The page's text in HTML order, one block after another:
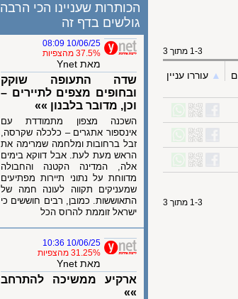
1-3 מתוך 3
▲︎ עוררו עניין
1-3 מתוך 3
הכותרות שעניינו הכי הרבה
גולשים בדף זה
10/06/25 08:09
37.5% מהצפיות
מאת Ynet
שדה התעופה שוקק
ובחופים מצפים לתיירים –
וכן, מדובר בלבנון »»
השכנה מצפון מתמודדת עם
אינספור אתגרים – כלכלה שקרסה,
זבל ברחובות ומלחמה שמרימה את
הראש מעת לעת. אבל דווקא בימים
אלה, המדינה הקטנה והחבולה
מדווחת על נתוני תיירות מפתיעים
שמעניקים תקווה לעונה חמה של
התאוששות. כמובן, רבים חוששים כי
ישראל זוממת להרוס הכל
10/06/25 10:36
31.25% מהצפיות
מאת Ynet
ארקיע ממשיכה להתרחב
»»